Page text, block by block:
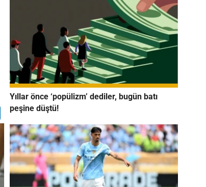
Yıllar önce ‘popülizm’ dediler, bugün batı
peşine düştü!